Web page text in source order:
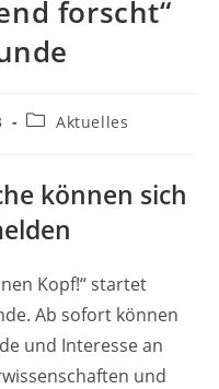
forscht“
Beitrags-
Aktuelles
können sich
Kopf!“ startet
Ab sofort können
und Interesse an
und